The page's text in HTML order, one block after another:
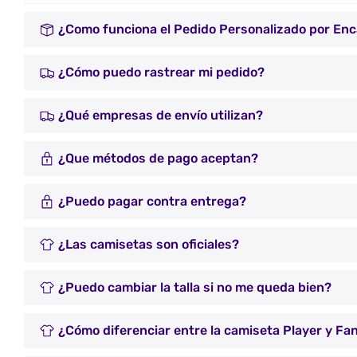
¿Como funciona el Pedido Personalizado por
¿Cómo puedo rastrear mi pedido?
¿Qué empresas de envío utilizan?
¿Que métodos de pago aceptan?
¿Puedo pagar contra entrega?
¿Las camisetas son oficiales?
¿Puedo cambiar la talla si no me queda bien?
¿Cómo diferenciar entre la camiseta Player y